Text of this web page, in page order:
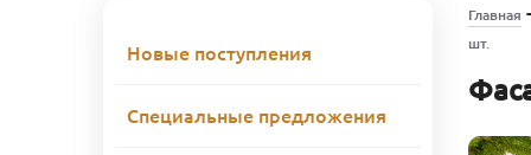
Главная -
шт.
Новые поступления
Специальные предложения